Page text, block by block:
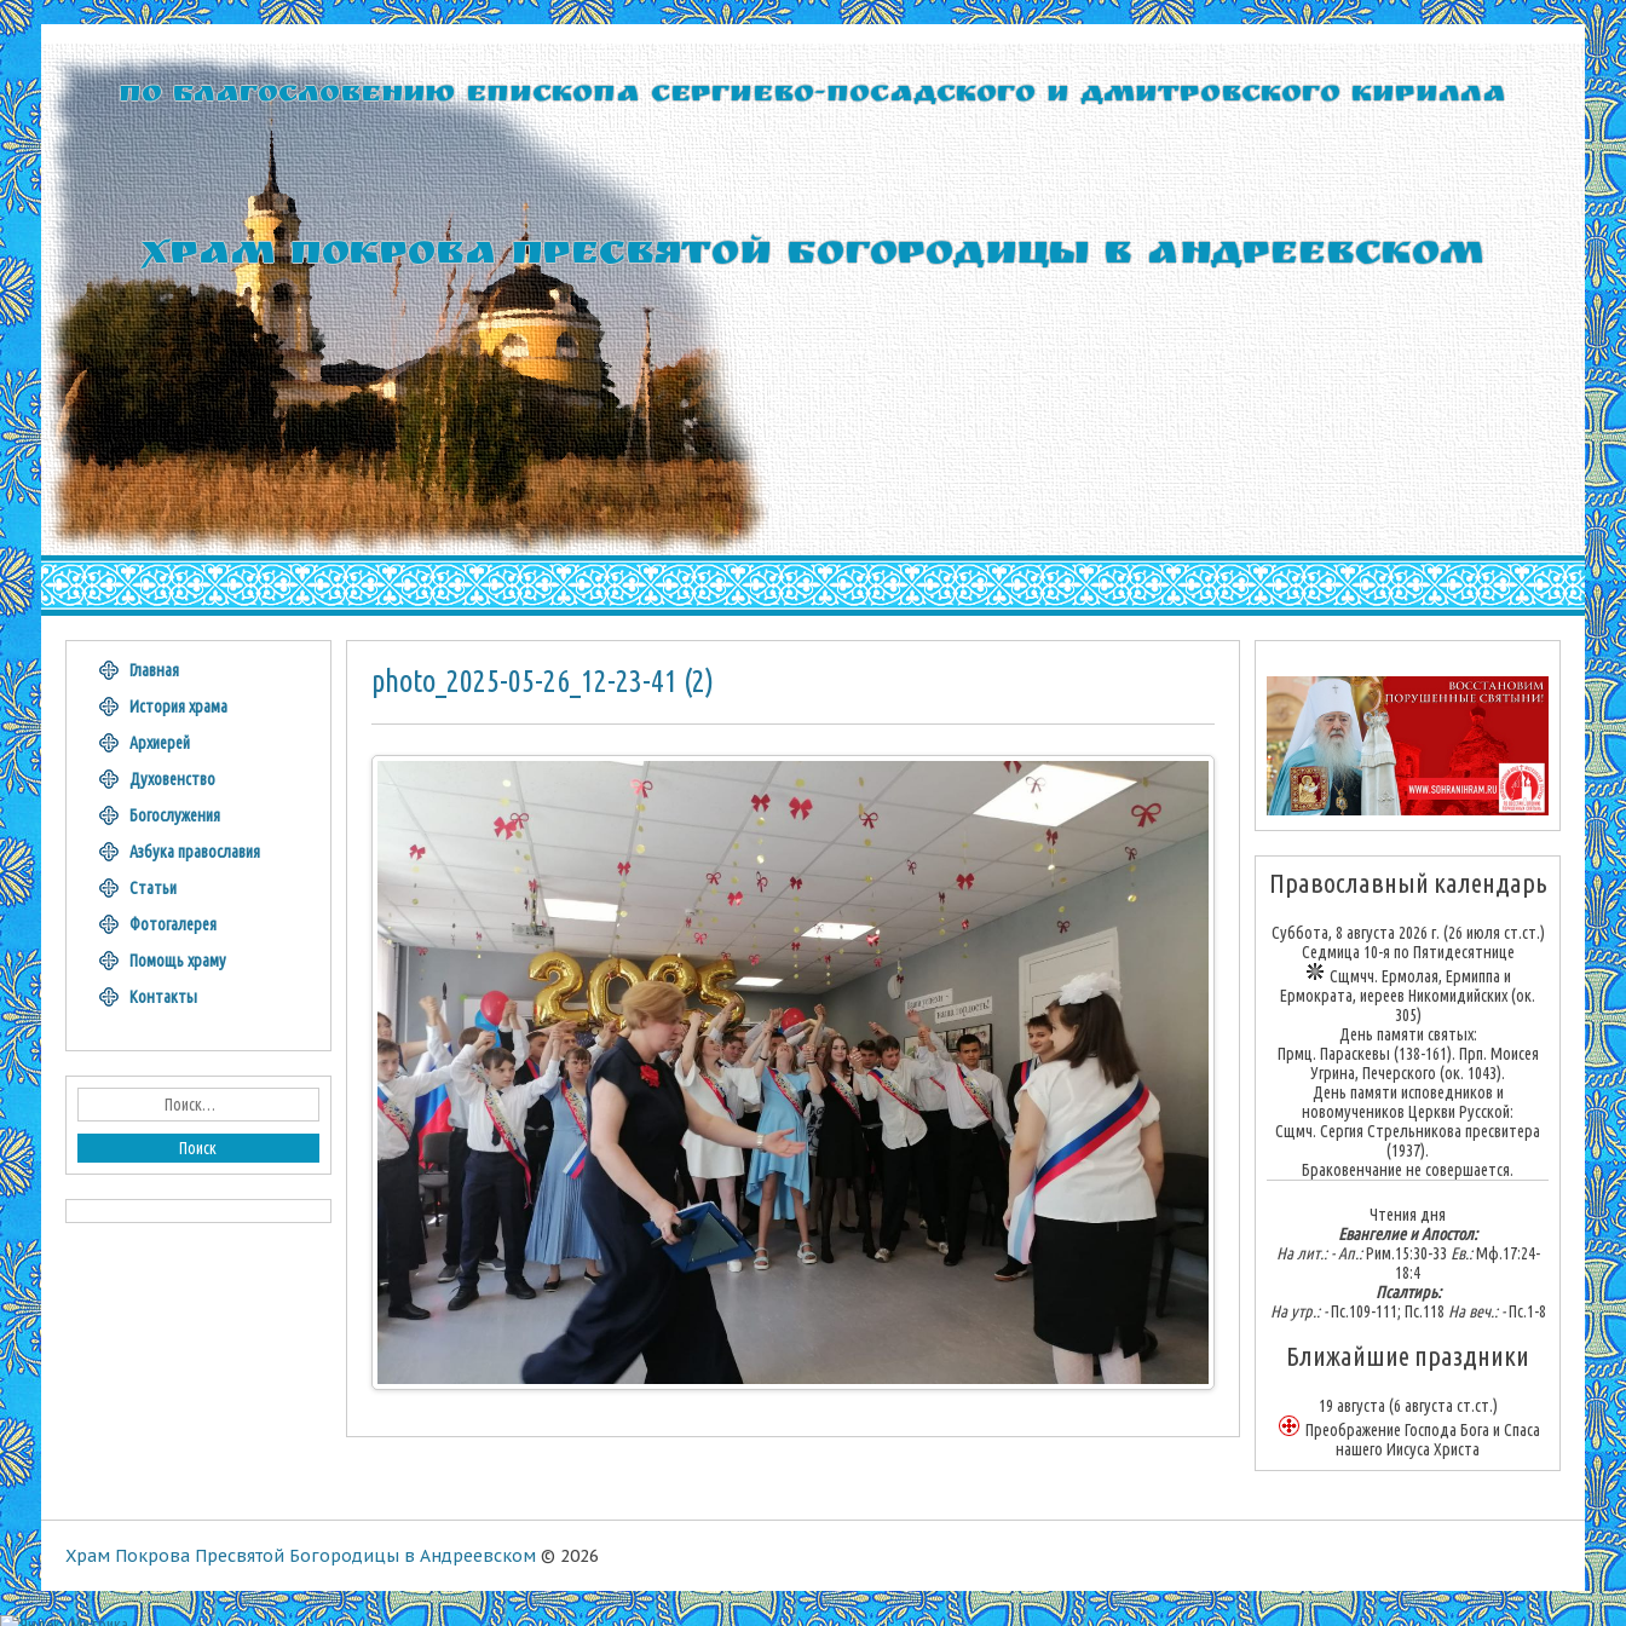
По благословению Епископа Сергиево-Посадского и Дмитровского Кирилла
Храм Покрова Пресвятой Богородицы в Андреевском
photo_2025-05-26_12-23-41 (2)
Православный календарь
Суббота, 8 августа 2026 г. (26 июля ст.ст.)
Седмица 10-я по Пятидесятнице
Сщмчч. Ермолая, Ермиппа и
Ермократа, иереев Никомидийских (ок.
305)
День памяти святых:
Прмц. Параскевы (138-161). Прп. Моисея
Угрина, Печерского (ок. 1043).
День памяти исповедников и
новомучеников Церкви Русской:
Сщмч. Сергия Стрельникова пресвитера
(1937).
Браковенчание не совершается.
Чтения дня
Евангелие и Апостол:
На лит.: -Ап.:Рим.15:30-33 Ев.:Мф.17:24-
18:4
Псалтирь:
На утр.: -Пс.109-111; Пс.118 На веч.: -Пс.1-8
Ближайшие праздники
19 августа (6 августа ст.ст.)
Преображение Господа Бога и Спаса
нашего Иисуса Христа
Главная
История храма
Архиерей
Духовенство
Богослужения
Азбука православия
Статьи
Фотогалерея
Помощь храму
Контакты
Храм Покрова Пресвятой Богородицы в Андреевском © 2026